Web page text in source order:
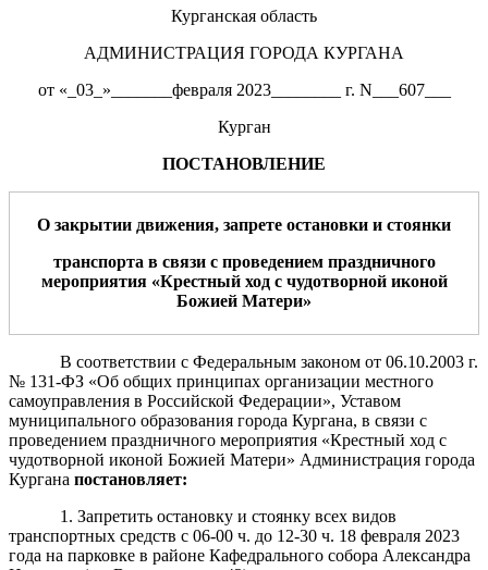
Курганская область
АДМИНИСТРАЦИЯ ГОРОДА КУРГАНА
от «_03_»_______февраля 2023________ г. N___607___
Курган
ПОСТАНОВЛЕНИЕ
О закрытии движения, запрете остановки и стоянки
транспорта в связи с проведением праздничного
мероприятия «Крестный ход с чудотворной иконой
Божией Матери»
В соответствии с Федеральным законом от 06.10.2003 г.
№ 131-ФЗ «Об общих принципах организации местного
самоуправления в Российской Федерации», Уставом
муниципального образования города Кургана, в связи с
проведением праздничного мероприятия «Крестный ход с
чудотворной иконой Божией Матери» Администрация города
Кургана постановляет:
1. Запретить остановку и стоянку всех видов
транспортных средств с 06-00 ч. до 12-30 ч. 18 февраля 2023
года на парковке в районе Кафедрального собора Александра